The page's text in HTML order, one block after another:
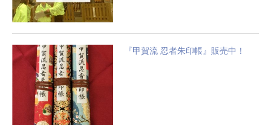
『甲賀流 忍者朱印帳』販売中！